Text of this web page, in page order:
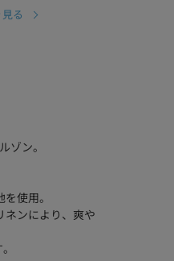
る
ゾン。
使用。
ネンにより、爽や